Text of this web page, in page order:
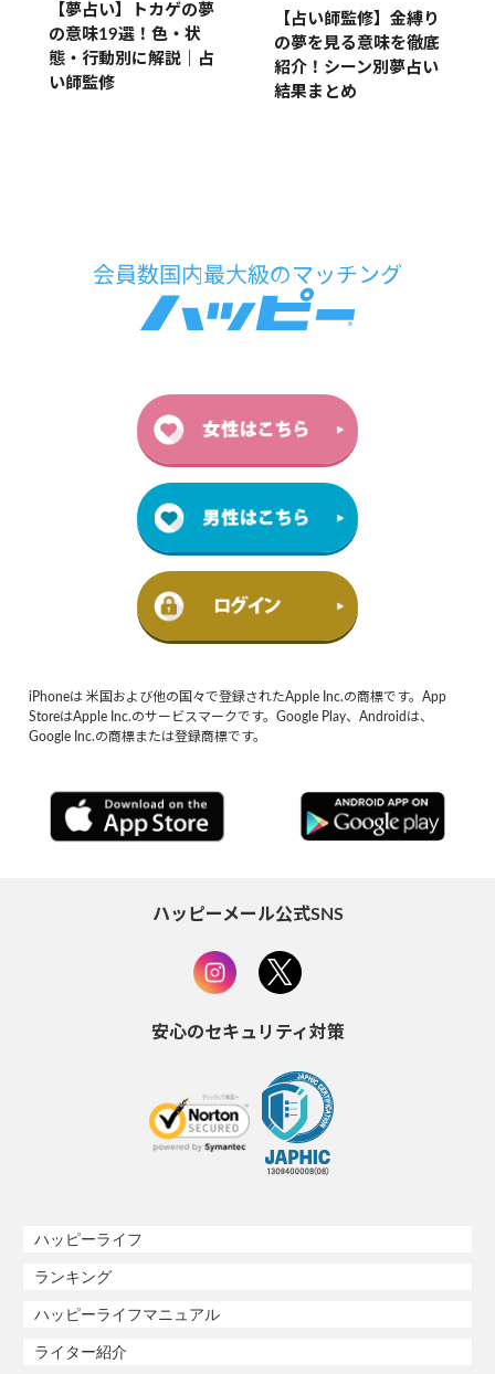
【夢占い】トカゲの夢
の意味19選！色・状
態・行動別に解説｜占
い師監修
【占い師監修】金縛り
の夢を見る意味を徹底
紹介！シーン別夢占い
結果まとめ
iPhoneは 米国および他の国々で登録されたApple Inc.の商標です。App
StoreはApple Inc.のサービスマークです。Google Play、Androidは、
Google Inc.の商標または登録商標です。
ハッピーメール公式SNS
安心のセキュリティ対策
ハッピーライフ
ランキング
ハッピーライフマニュアル
ライター紹介